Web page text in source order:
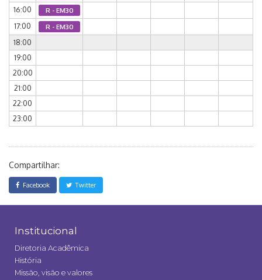
16:00 R - EM30
17:00 R - EM30
18:00
19:00
20:00
21:00
22:00
23:00
Compartilhar:
Facebook Twitter
Institucional
Diretoria Acadêmica
História
Missão, visão e valores